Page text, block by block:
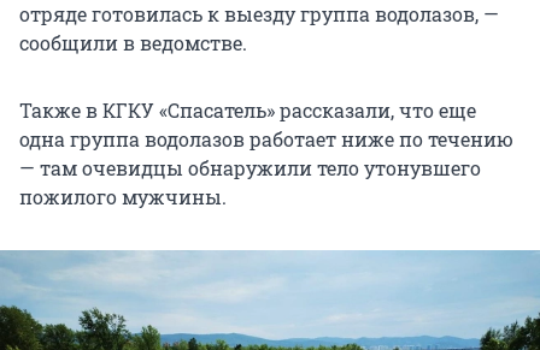
отряде готовилась к выезду группа водолазов, —
сообщили в ведомстве.
Также в КГКУ «Спасатель» рассказали, что еще
одна группа водолазов работает ниже по течению
— там очевидцы обнаружили тело утонувшего
пожилого мужчины.